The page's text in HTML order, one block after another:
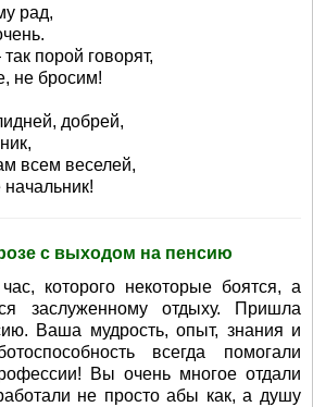
рад,
порой говорят,
не бросим!
добрей,
всем веселей,
с выходом на пенсию
которого некоторые боятся, а
заслуженному отдыху. Пришла
Ваша мудрость, опыт, знания и
всегда помогали
Вы очень многое отдали
не просто абы как, а душу